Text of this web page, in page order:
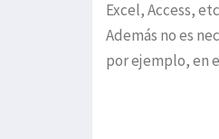
Excel, Access,
Además no es
por ejemplo, en